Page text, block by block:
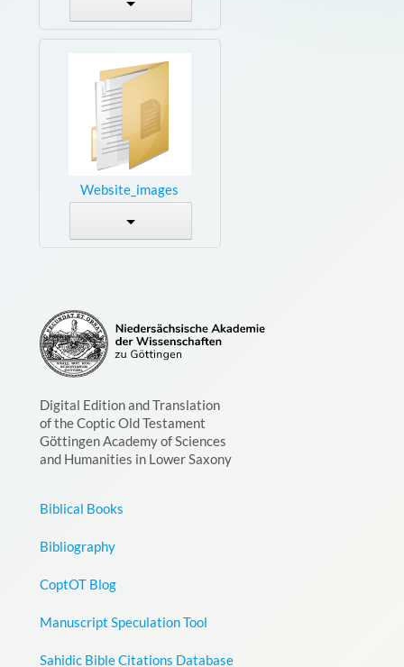
Website_images
Digital Edition and Translation
of the Coptic Old Testament
Göttingen Academy of Sciences
and Humanities in Lower Saxony
Biblical Books
Bibliography
CoptOT Blog
Manuscript Speculation Tool
Sahidic Bible Citations Database